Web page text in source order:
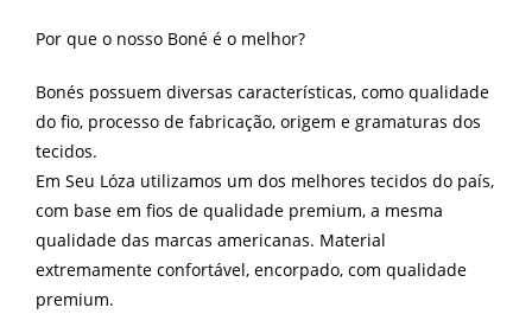
Por que o nosso Boné é o melhor?
Bonés possuem diversas características, como qualidade
do fio, processo de fabricação, origem e gramaturas dos
tecidos.
Em Seu Lóza utilizamos um dos melhores tecidos do país,
com base em fios de qualidade premium, a mesma
qualidade das marcas americanas. Material
extremamente confortável, encorpado, com qualidade
premium.